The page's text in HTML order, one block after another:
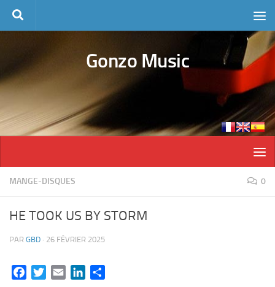
Skip to content
Gonzo Music
MANGE-DISQUES 0
HE TOOK US BY STORM
PAR GBD · 26 FÉVRIER 2025
FacebookTwitterEmail LinkedIn